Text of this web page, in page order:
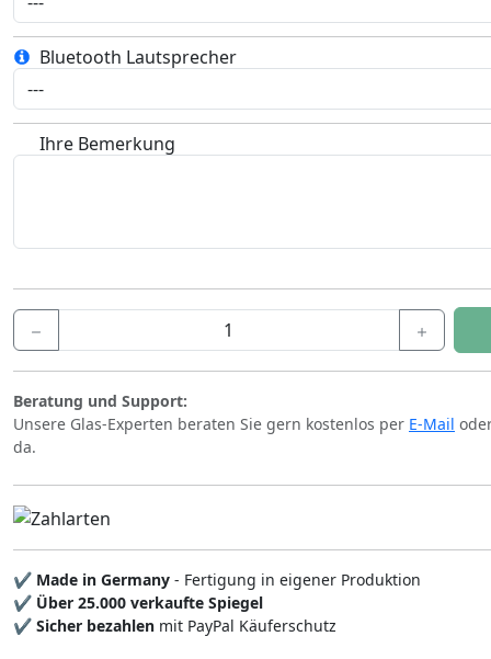
Bluetooth Lautsprecher
Ihre Bemerkung
Beratung und Support:
Unsere Glas-Experten beraten Sie gern kostenlos per E-Mail
da.
✔ Made in Germany - Fertigung in eigener Produktion
✔ Über 25.000 verkaufte Spiegel
✔ Sicher bezahlen mit PayPal Käuferschutz